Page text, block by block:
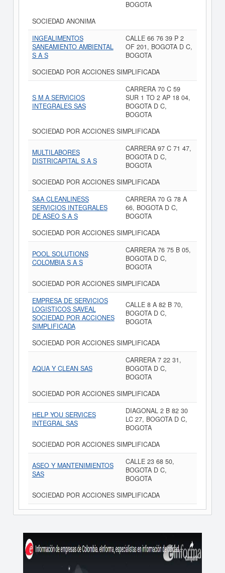
BOGOTA
SOCIEDAD ANONIMA
INGEALIMENTOS
SANEAMIENTO AMBIENTAL
S A S
CALLE 66 76 39 P 2
OF 201, BOGOTA D C,
BOGOTA
SOCIEDAD POR ACCIONES SIMPLIFICADA
S M A SERVICIOS
INTEGRALES SAS
CARRERA 70 C 59
SUR 1 TO 2 AP 18 04,
BOGOTA D C,
BOGOTA
SOCIEDAD POR ACCIONES SIMPLIFICADA
MULTILABORES
DISTRICAPITAL S A S
CARRERA 97 C 71 47,
BOGOTA D C,
BOGOTA
SOCIEDAD POR ACCIONES SIMPLIFICADA
S&A CLEANLINESS
SERVICIOS INTEGRALES
DE ASEO S A S
CARRERA 70 G 78 A
66, BOGOTA D C,
BOGOTA
SOCIEDAD POR ACCIONES SIMPLIFICADA
POOL SOLUTIONS
COLOMBIA S A S
CARRERA 76 75 B 05,
BOGOTA D C,
BOGOTA
SOCIEDAD POR ACCIONES SIMPLIFICADA
EMPRESA DE SERVICIOS
LOGISTICOS SAVEAL
SOCIEDAD POR ACCIONES
SIMPLIFICADA
CALLE 8 A 82 B 70,
BOGOTA D C,
BOGOTA
SOCIEDAD POR ACCIONES SIMPLIFICADA
AQUA Y CLEAN SAS
CARRERA 7 22 31,
BOGOTA D C,
BOGOTA
SOCIEDAD POR ACCIONES SIMPLIFICADA
HELP YOU SERVICES
INTEGRAL SAS
DIAGONAL 2 B 82 30
LC 27, BOGOTA D C,
BOGOTA
SOCIEDAD POR ACCIONES SIMPLIFICADA
ASEO Y MANTENIMIENTOS
SAS
CALLE 23 68 50,
BOGOTA D C,
BOGOTA
SOCIEDAD POR ACCIONES SIMPLIFICADA